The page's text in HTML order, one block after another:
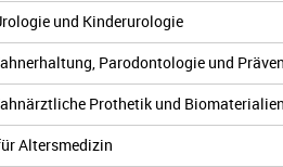
und Kinderurologie
Parodontologie und
Prothetik und
Altersmedizin